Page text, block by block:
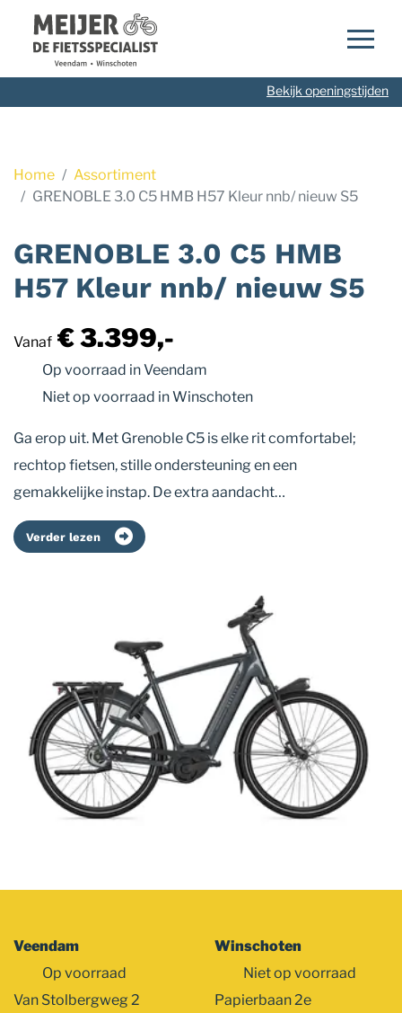
Navigatie
Bekijk openingstijden
Home
Assortiment
GRENOBLE 3.0 C5 HMB H57 Kleur nnb/ nieuw S5
GRENOBLE 3.0 C5 HMB
H57 Kleur nnb/ nieuw S5
Vanaf € 3.399,-
Op voorraad in Veendam
Niet op voorraad in Winschoten
Ga erop uit. Met Grenoble C5 is elke rit comfortabel;
rechtop fietsen, stille ondersteuning en een
gemakkelijke instap. De extra aandacht…
Verder lezen
Veendam
Op voorraad
Van Stolbergweg 2
Winschoten
Niet op voorraad
Papierbaan 2e